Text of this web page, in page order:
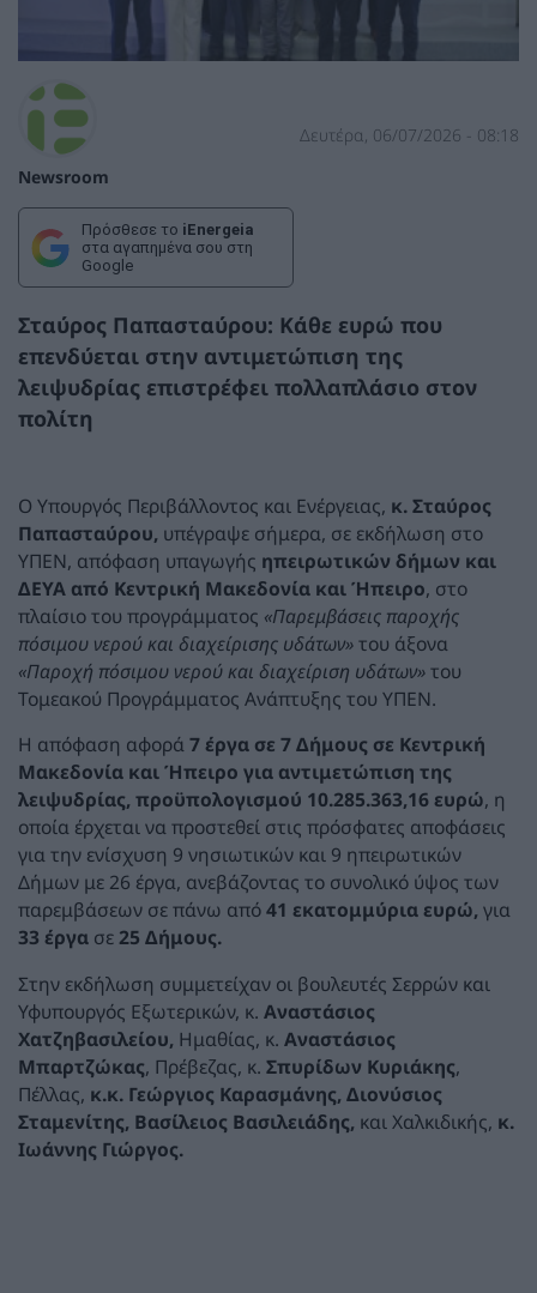
Newsroom
Δευτέρα, 06/07/2026 - 08:18
Πρόσθεσε το iEnergeia
στα αγαπημένα σου στη
Google
Σταύρος Παπασταύρου: Κάθε ευρώ που
επενδύεται στην αντιμετώπιση της
λειψυδρίας επιστρέφει πολλαπλάσιο στον
πολίτη
Ο Υπουργός Περιβάλλοντος και Ενέργειας, κ. Σταύρος
Παπασταύρου, υπέγραψε σήμερα, σε εκδήλωση στο
ΥΠΕΝ, απόφαση υπαγωγής ηπειρωτικών δήμων και
ΔΕΥΑ από Κεντρική Μακεδονία και Ήπειρο, στο
πλαίσιο του προγράμματος «Παρεμβάσεις παροχής
πόσιμου νερού και διαχείρισης υδάτων»του άξονα
«Παροχή πόσιμου νερού και διαχείριση υδάτων»του
Τομεακού Προγράμματος Ανάπτυξης του ΥΠΕΝ.
Η απόφαση αφορά7έργα σε 7 Δήμους σε Κεντρική
Μακεδονία και Ήπειρο για αντιμετώπιση της
λειψυδρίας, προϋπολογισμού 10.285.363,16 ευρώ, η
οποία έρχεται να προστεθεί στις πρόσφατες αποφάσεις
για την ενίσχυση 9 νησιωτικών και 9 ηπειρωτικών
Δήμων με 26 έργα, ανεβάζοντας το συνολικό ύψος των
παρεμβάσεων σε πάνω από41 εκατομμύρια ευρώ, για
33 έργα σε25 Δήμους.
Στην εκδήλωση συμμετείχαν οι βουλευτές Σερρών και
Υφυπουργός Εξωτερικών, κ. Αναστάσιος
Χατζηβασιλείου, Ημαθίας, κ. Αναστάσιος
Μπαρτζώκας, Πρέβεζας, κ. Σπυρίδων Κυριάκης,
Πέλλας, κ.κ. Γεώργιος Καρασμάνης, Διονύσιος
Σταμενίτης, Βασίλειος Βασιλειάδης, και Χαλκιδικής, κ.
Ιωάννης Γιώργος.